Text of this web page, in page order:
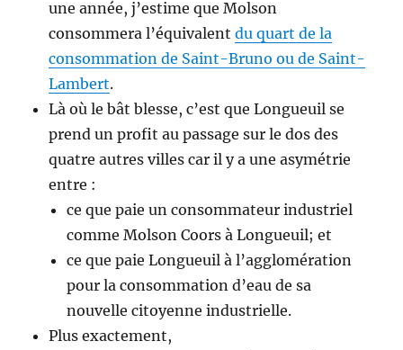
une année, j’estime que Molson
consommera l’équivalentdu quart de la
consommation de Saint-Bruno ou de Saint-
Lambert.
Là où le bât blesse, c’est que Longueuil se
prend un profit au passage sur le dos des
quatre autres villes car il y a une asymétrie
entre :
ce que paie un consommateur industriel
comme Molson Coors à Longueuil; et
ce que paie Longueuil à l’agglomération
pour la consommation d’eau de sa
nouvelle citoyenne industrielle.
Plus exactement,